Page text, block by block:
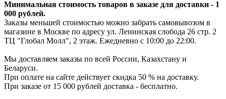
Минимальная стоимость товаров в заказе для доставки - 1
000 рублей.
Заказы меньшей стоимостью можно забрать самовывозом в
магазине в Москве по адресу ул. Ленинская слобода 26 стр. 2
ТЦ "Глобал Молл", 2 этаж. Ежедневно с 10:00 до 22:00.
Мы доставляем заказы по всей России, Казахстану и
Беларуси.
При оплате на сайте действует скидка 50 % на доставку.
При заказе от 15 000 рублей доставка - бесплатно.